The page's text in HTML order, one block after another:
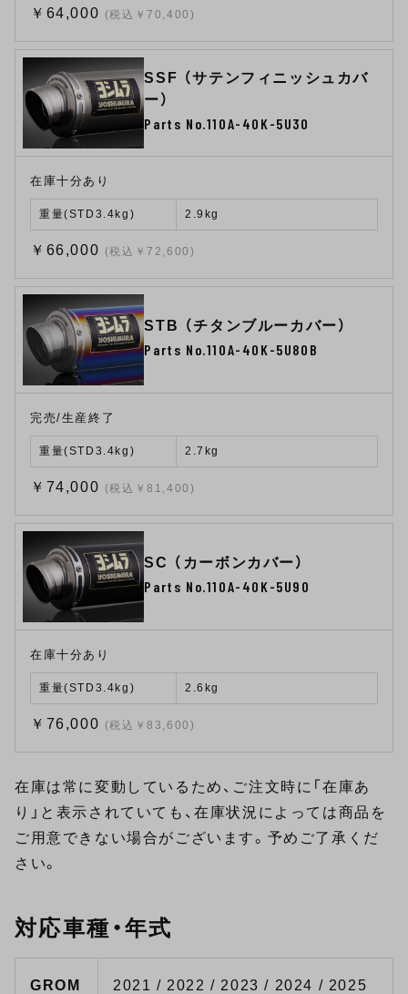
￥64,000 (税込￥70,400)
SSF （サテンフィニッシュカバ
ー）
Parts No.110A-40K-5U30
在庫十分あり
重量(STD3.4kg) 2.9kg
￥66,000 (税込￥72,600)
STB （チタンブルーカバー）
Parts No.110A-40K-5U80B
完売/生産終了
重量(STD3.4kg) 2.7kg
￥74,000 (税込￥81,400)
SC （カーボンカバー）
Parts No.110A-40K-5U90
在庫十分あり
重量(STD3.4kg) 2.6kg
￥76,000 (税込￥83,600)
在庫は常に変動しているため、ご注文時に「在庫あ
り」と表示されていても、在庫状況によっては商品を
ご用意できない場合がございます。予めご了承くだ
さい。
対応車種・年式
GROM 2021 / 2022 / 2023 / 2024 / 2025